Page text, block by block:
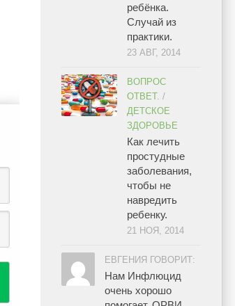
ребёнка.
Случай из
практики.
23 АВГ, 2014
ВОПРОС
ОТВЕТ. /
ДЕТСКОЕ
ЗДОРОВЬЕ
Как лечить
простудные
заболевания,
чтобы не
навредить
ребенку.
21 НОЯ, 2014
ЕВГЕНИЯ ГОВОРИТ:
Нам Инфлюцид
очень хорошо